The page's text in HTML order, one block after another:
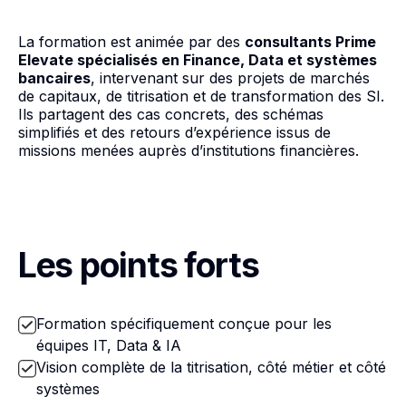
La formation est animée par des consultants Prime
Elevate spécialisés en Finance, Data et systèmes
bancaires, intervenant sur des projets de marchés
de capitaux, de titrisation et de transformation des SI.
Ils partagent des cas concrets, des schémas
simplifiés et des retours d’expérience issus de
missions menées auprès d’institutions financières.
Les points forts
Formation spécifiquement conçue pour les
équipes IT, Data & IA
Vision complète de la titrisation, côté métier et côté
systèmes